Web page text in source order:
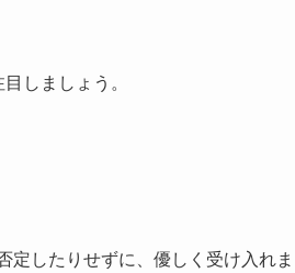
しましょう。
したりせずに、優しく受け入れ